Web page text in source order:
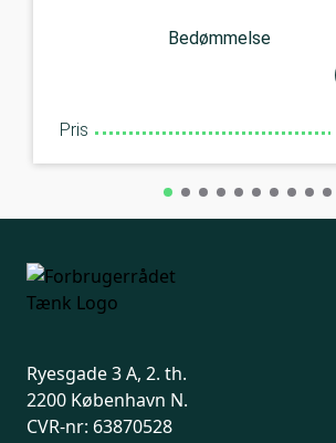
Bedømmelse
Pris
Ryesgade 3 A, 2. th.
2200 København N.
CVR-nr: 63870528